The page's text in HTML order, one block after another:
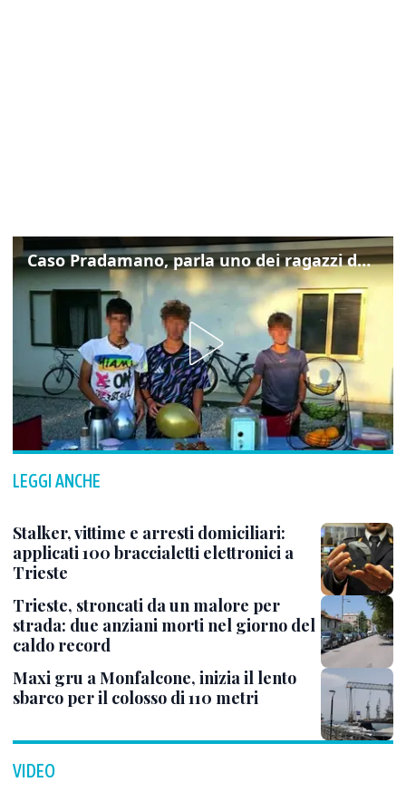
Caso Pradamano, parla uno dei ragazzi denunciati per la limonata: "Volevo anche aiutare i miei"
LEGGI ANCHE
Stalker, vittime e arresti domiciliari:
applicati 100 braccialetti elettronici a
Trieste
Trieste, stroncati da un malore per
strada: due anziani morti nel giorno del
caldo record
Maxi gru a Monfalcone, inizia il lento
sbarco per il colosso di 110 metri
VIDEO